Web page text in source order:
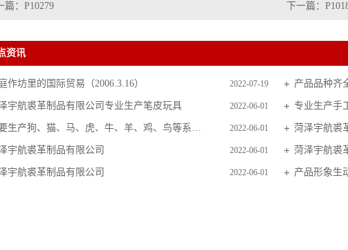
篇： P10279 下一篇：
资讯
2022-07-19
作坊里的国际贸易（2006.3.16） 产品品种齐
2022-06-01
宇航裘革制品有限公司专业生产笔皮玩具 专业生产手
2022-06-01
主要生产狗、猫、马、虎、牛、羊、鸡、鸟等系列毛皮玩具 菏泽宇航裘
2022-06-01
宇航裘革制品有限公司 菏泽宇航裘
2022-06-01
宇航裘革制品有限公司 产品形象生